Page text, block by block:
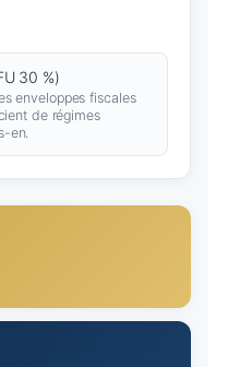
30 %)
enveloppes fiscales
de régimes
en.